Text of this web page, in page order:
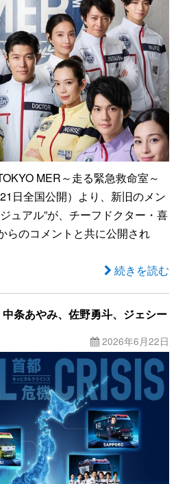
MER～走る緊急救命室～
日全国公開）より、新旧のメン
ュアル”が、チーフドクター・喜
らのコメントと共に公開され
続きを読む
条あやみ、佐野勇斗、ジェシー
2026年6月22日